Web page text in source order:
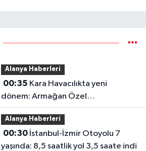
Alanya Haberleri
00:35
dönem: Armağan Özel
Tuğgeneralliğe terfi etti
Alanya Haberleri
00:30İstanbul-İzmir Otoyolu 7
yaşında: 8,5 saatlik yol 3,5 saate indi